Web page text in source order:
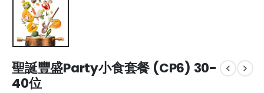
聖誕豐盛Party小食套餐 (CP6) 30-
40位